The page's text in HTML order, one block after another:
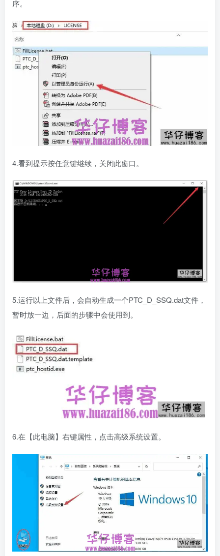
序。
4.看到提示按任意键继续，关闭此窗口。
5.运行以上文件后，会自动生成一个PTC_D_SSQ.dat文件，
暂时放一边，后面的步骤中会使用到。
6.在【此电脑】右键属性，点击高级系统设置。